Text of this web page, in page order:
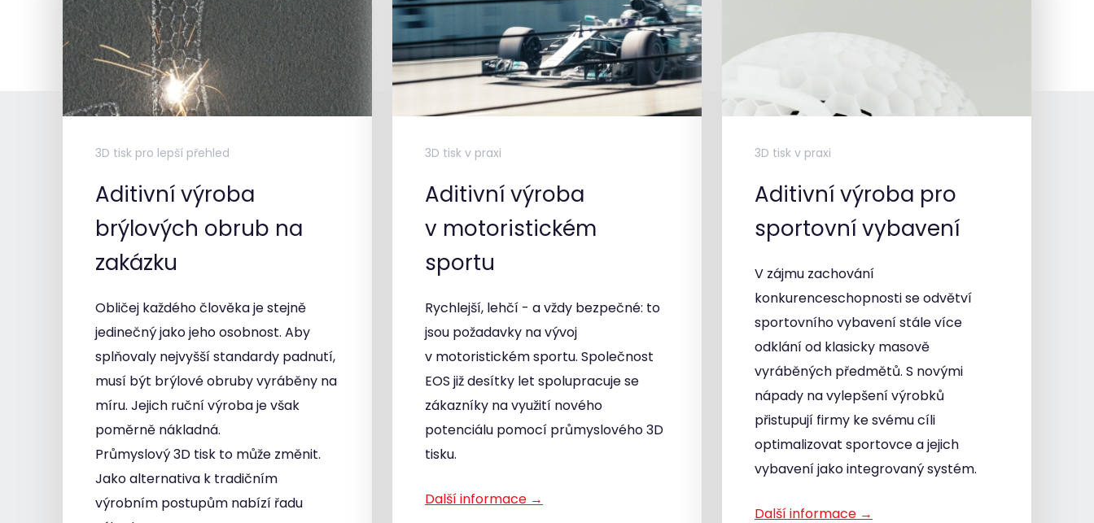
3D tisk pro lepší přehled
Aditivní výroba
brýlových obrub na
zakázku
Obličej každého člověka je stejně
jedinečný jako jeho osobnost. Aby
splňovaly nejvyšší standardy padnutí,
musí být brýlové obruby vyráběny na
míru. Jejich ruční výroba je však
poměrně nákladná.
Průmyslový 3D tisk to může změnit.
Jako alternativa k tradičním
výrobním postupům nabízí řadu
3D tisk v praxi
Aditivní výroba
v motoristickém
sportu
Rychlejší, lehčí - a vždy bezpečné: to
jsou požadavky na vývoj
v motoristickém sportu. Společnost
EOS již desítky let spolupracuje se
zákazníky na využití nového
potenciálu pomocí průmyslového 3D
tisku.
Další informace →
3D tisk v praxi
Aditivní výroba pro
sportovní vybavení
V zájmu zachování
konkurenceschopnosti se odvětví
sportovního vybavení stále více
odklání od klasicky masově
vyráběných předmětů. S novými
nápady na vylepšení výrobků
přistupují firmy ke svému cíli
optimalizovat sportovce a jejich
vybavení jako integrovaný systém.
Další informace →